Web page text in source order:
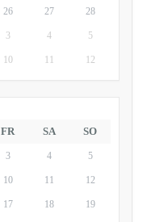
26 27 28
3 4 5
10 11 12
FR SA SO
3 4 5
10 11 12
17 18 19